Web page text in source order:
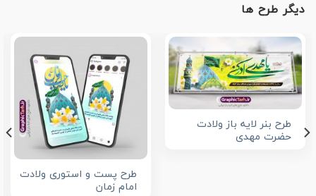
دیگر طرح ها
طرح بنر لایه باز ولادت
حضرت مهدی
طرح پست و استوری ولادت
امام زمان